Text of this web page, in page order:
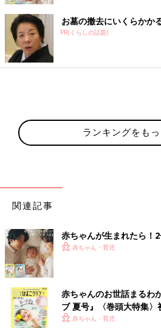
お墓の撤去にいくらかか
PR(くらしの話題)
ランキングをも
関連記事
赤ちゃんが生まれたら！2
赤ちゃん・育児
赤ちゃんのお世話まるわ
ブ 夏号』〈巻頭大特集
く！ おっぱい・ミルクの
赤ちゃん・育児